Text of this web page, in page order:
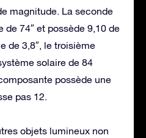
magnitude. La seconde
74″ et possède 9,10 de
de 3,8″, le troisième
solaire de 84
possède une
pas 12.
objets lumineux non